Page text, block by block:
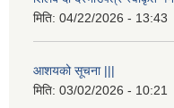
मिति: 04/22/2026 - 13:43
आशयको सूचना |||
मिति: 03/02/2026 - 10:21